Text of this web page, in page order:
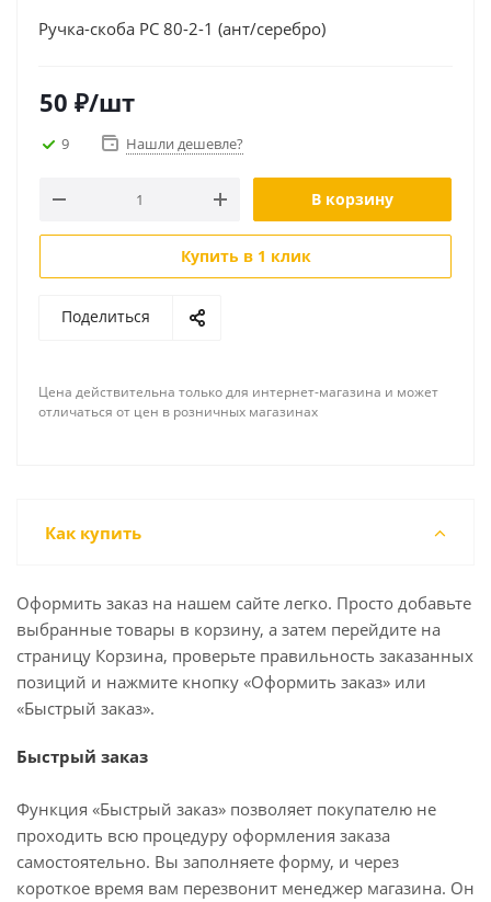
Ручка-скоба РС 80-2-1 (ант/серебро)
50 ₽/шт
9 Нашли дешевле?
В корзину
Купить в 1 клик
Поделиться
Цена действительна только для интернет-магазина и может
отличаться от цен в розничных магазинах
Как купить
Оформить заказ на нашем сайте легко. Просто добавьте
выбранные товары в корзину, а затем перейдите на
страницу Корзина, проверьте правильность заказанных
позиций и нажмите кнопку «Оформить заказ» или
«Быстрый заказ».
Быстрый заказ
Функция «Быстрый заказ» позволяет покупателю не
проходить всю процедуру оформления заказа
самостоятельно. Вы заполняете форму, и через
короткое время вам перезвонит менеджер магазина. Он